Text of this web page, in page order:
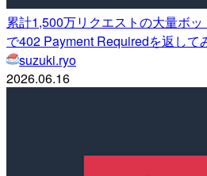
累計1,500万リクエストの大量ボ
で402 Payment Requiredを返して
suzuki.ryo
2026.06.16